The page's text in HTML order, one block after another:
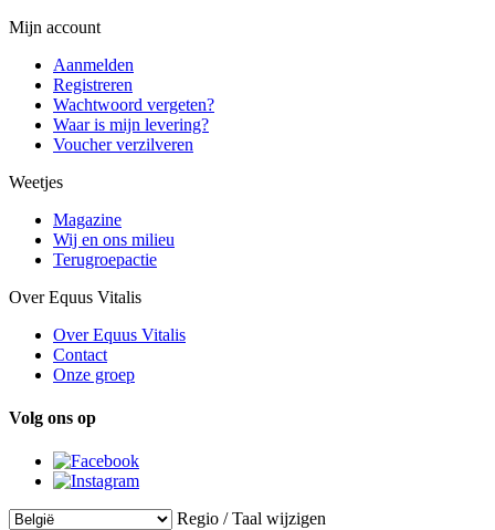
Mijn account
Aanmelden
Registreren
Wachtwoord vergeten?
Waar is mijn levering?
Voucher verzilveren
Weetjes
Magazine
Wij en ons milieu
Terugroepactie
Over Equus Vitalis
Over Equus Vitalis
Contact
Onze groep
Volg ons op
Regio / Taal wijzigen